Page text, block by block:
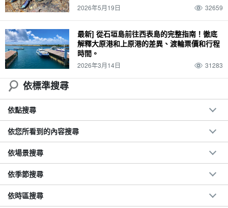
2026年5月19日 32659
最新] 從石垣島前往西表島的完整指南！徹底
解釋大原港和上原港的差異、渡輪票價和行程
時間。
2026年3月14日 31283
依標準搜尋
依點搜尋
依您所看到的內容搜尋
依場景搜尋
依季節搜尋
依時區搜尋